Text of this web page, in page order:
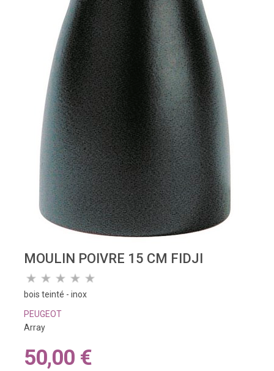
MOULIN POIVRE 15 CM FIDJI
bois teinté - inox
PEUGEOT
Array
50,00 €